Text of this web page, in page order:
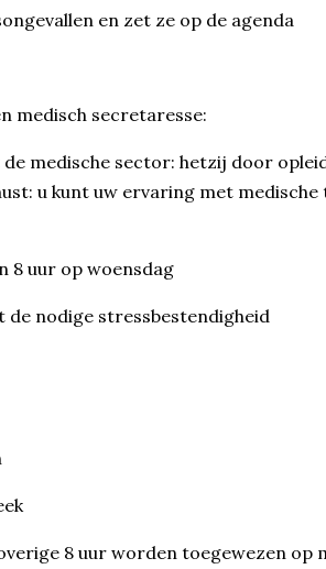
en zet ze op de agenda
medisch secretaresse:
medische sector: hetzij door
u kunt uw ervaring met
8 uur op woensdag
nodige stressbestendigheid
8 uur worden toegewezen op